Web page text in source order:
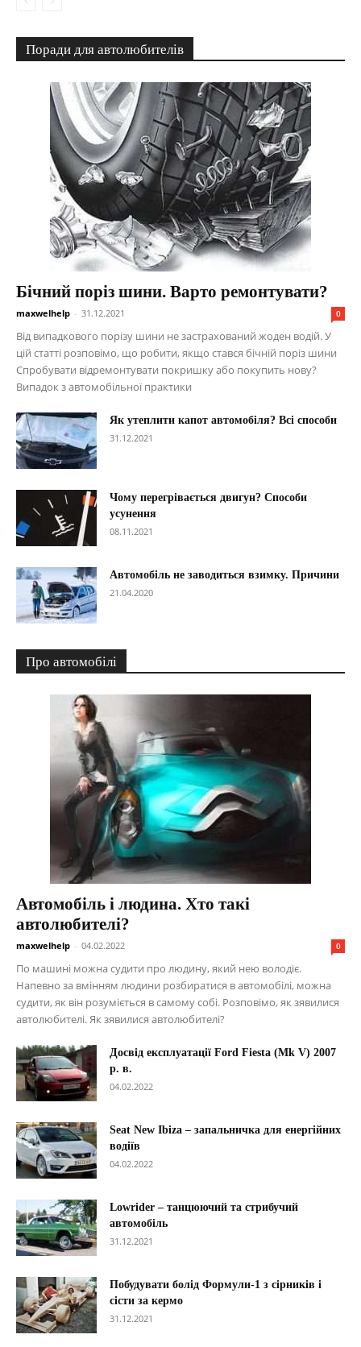
Поради для автолюбителів
Бічний поріз шини. Варто ремонтувати?
maxwelhelp - 31.12.2021 0
Від випадкового порізу шини не застрахований жоден водій. У
цій статті розповімо, що робити, якщо стався бічній поріз шини
Спробувати відремонтувати покришку або покупить нову?
Випадок з автомобільної практики
Як утеплити капот автомобіля? Всі способи
31.12.2021
Чому перегрівається двигун? Способи
усунення
08.11.2021
Автомобіль не заводиться взимку. Причини
21.04.2020
Про автомобілі
Автомобіль і людина. Хто такі
автолюбителі?
maxwelhelp - 04.02.2022 0
По машині можна судити про людину, який нею володіє.
Напевно за вмінням людини розбиратися в автомобілі, можна
судити, як він розуміється в самому собі. Розповімо, як зявилися
автолюбителі. Як зявилися автолюбителі?
Досвід експлуатації Ford Fiesta (Mk V) 2007
р. в.
04.02.2022
Seat New Ibiza – запальничка для енергійних
водіїв
04.02.2022
Lowrider – танцюючий та стрибучий
автомобіль
31.12.2021
Побудувати болід Формули-1 з сірників і
сісти за кермо
31.12.2021